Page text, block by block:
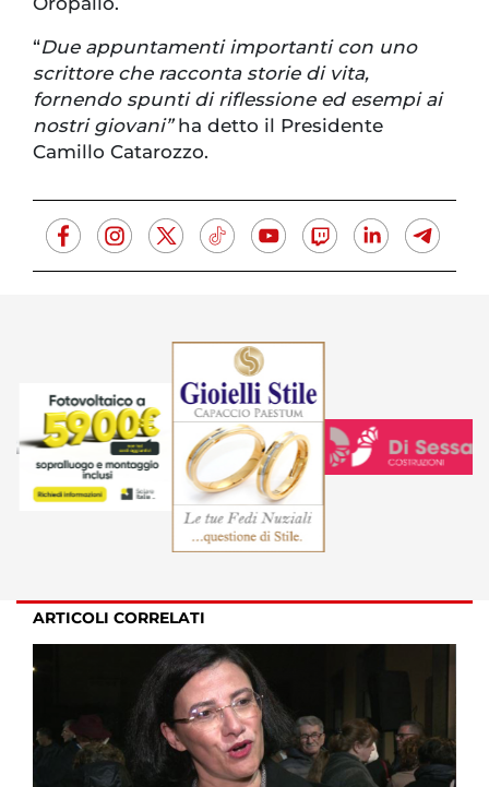
“Due appuntamenti importanti con uno
scrittore che racconta storie di vita,
fornendo spunti di riflessione ed esempi ai
nostri giovani”ha detto il Presidente
Camillo Catarozzo.
ARTICOLI CORRELATI